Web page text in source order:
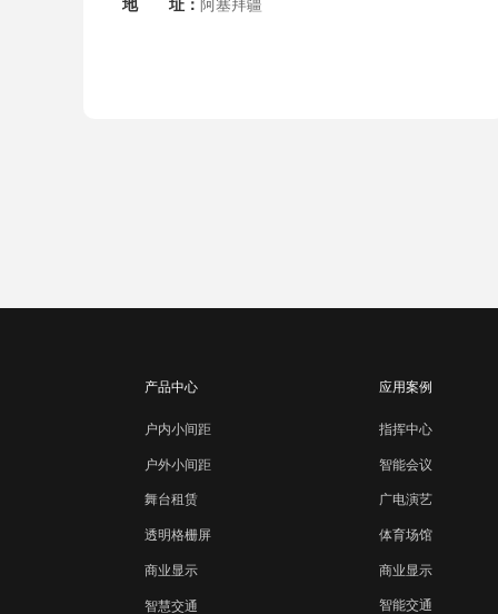
地 址： 阿塞拜疆
产品中心
户内小间距
户外小间距
舞台租赁
透明格栅屏
商业显示
智慧交通
应用案例
指挥中心
智能会议
广电演艺
体育场馆
商业显示
智能交通